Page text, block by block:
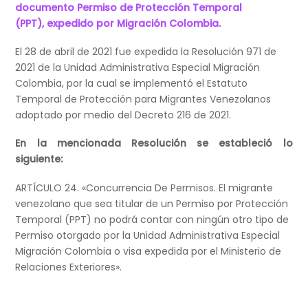
documento Permiso de Protección Temporal
(PPT), expedido por Migración Colombia.
El 28 de abril de 2021 fue expedida la Resolución 971 de
2021 de la Unidad Administrativa Especial Migración
Colombia, por la cual se implementó el Estatuto
Temporal de Protección para Migrantes Venezolanos
adoptado por medio del Decreto 216 de 2021.
En la mencionada Resolución se estableció lo
siguiente:
ARTÍCULO 24. «Concurrencia De Permisos. El migrante
venezolano que sea titular de un Permiso por Protección
Temporal (PPT) no podrá contar con ningún otro tipo de
Permiso otorgado por la Unidad Administrativa Especial
Migración Colombia o visa expedida por el Ministerio de
Relaciones Exteriores».